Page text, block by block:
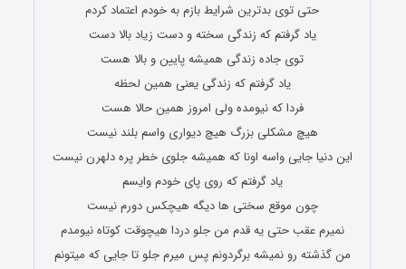
حتی توی بدترین شرایط بازم به خودم اعتماد کردم
یاد گرفتم که زندگی سخته و دست زیاد بالا دست
توی جاده زندگی همیشه پایین و بالا هست
یاد گرفتم که زندگی یعنی همین لحظه
فردا که نیومده ولی امروز همین حالا هست
هیچ مشکلی بزرگ هیچ دیواری واسم بلند نیست
این دنیا جایی واسه اونا که همیشه جلوی خطر پره دلهرن نیست
یاد گرفتم که روی پای خودم وایسم
چون موقع سختی ها دیگه هیچکس دورم نیست
نمیرم عقب حتی یه قدم من جلو دردا هیچوقت کوتاه نیومدم
من گذشته رو نمیشه برگردونم پس میرم جلو تا جایی که میتونم